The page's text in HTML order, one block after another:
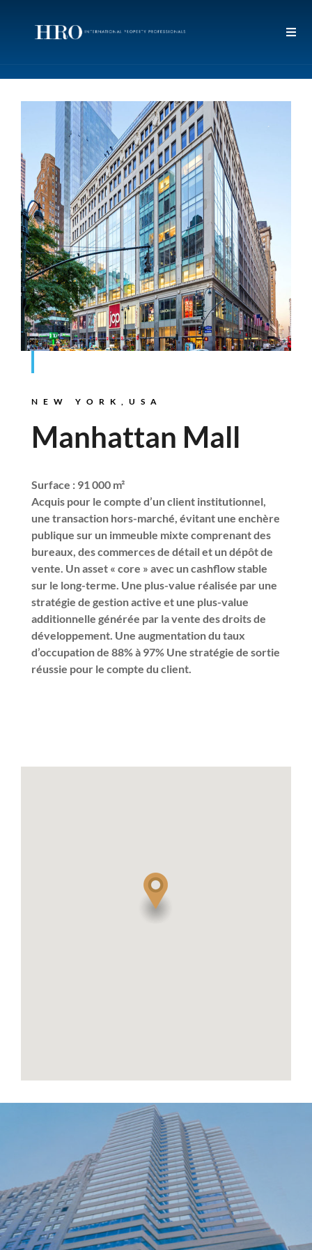
NEW YORK,USA
Manhattan Mall
Surface : 91 000 m²
Acquis pour le compte d’un client institutionnel,
une transaction hors-marché, évitant une enchère
publique sur un immeuble mixte comprenant des
bureaux, des commerces de détail et un dépôt de
vente. Un asset « core » avec un cashflow stable
sur le long-terme. Une plus-value réalisée par une
stratégie de gestion active et une plus-value
additionnelle générée par la vente des droits de
développement. Une augmentation du taux
d’occupation de 88% à 97% Une stratégie de sortie
réussie pour le compte du client.